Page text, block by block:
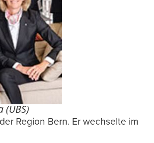
(UBS)
Region Bern. Er wechselte im